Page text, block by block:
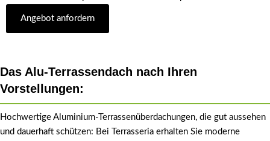
Angebot anfordern
Das Alu-Terrassendach nach Ihren
Vorstellungen:
Hochwertige Aluminium-Terrassenüberdachungen, die gut aussehen
und dauerhaft schützen: Bei Terrasseria erhalten Sie moderne